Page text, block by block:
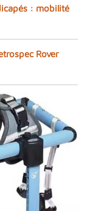
: mobilité
Rover